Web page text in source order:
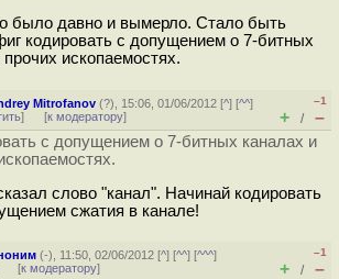
было давно и вымерло. Стало быть
кодировать с допущением о 7-битных
прочих ископаемостях.
Mitrofanov (?), 15:06, 01/06/2012 [^] [^^]
] [к модератору]
–1
+ / –
с допущением о 7-битных каналах и
слово "канал". Начинай кодировать
сжатия в канале!
(-), 11:50, 02/06/2012 [^] [^^] [^^^]
[к модератору]
–1
+ / –